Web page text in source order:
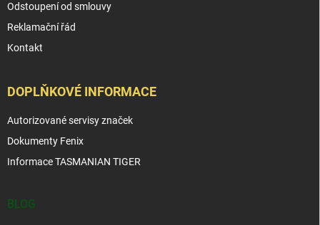
Odstoupení od smlouvy
Reklamační řád
Kontakt
DOPLŇKOVÉ INFORMACE
Autorizované servisy značek
Dokumenty Fenix
Informace TASMANIAN TIGER
BLOG